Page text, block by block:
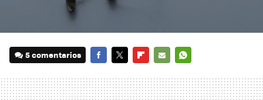
5 comentarios
MAIL